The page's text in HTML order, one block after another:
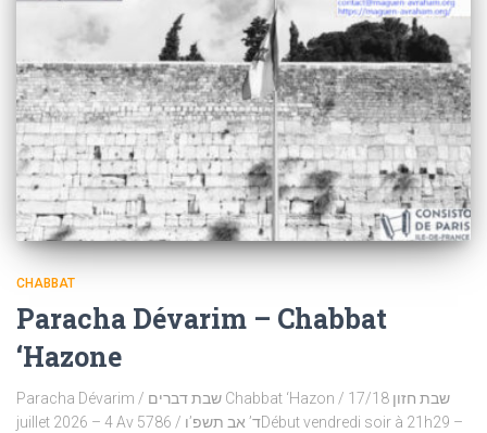
CHABBAT
Paracha Dévarim – Chabbat
‘Hazone
Paracha Dévarim / שבת דברים Chabbat ‘Hazon / שבת חזון 17/18
juillet 2026 – 4 Av 5786 / ד’ אב תשפ’וDébut vendredi soir à 21h29 –